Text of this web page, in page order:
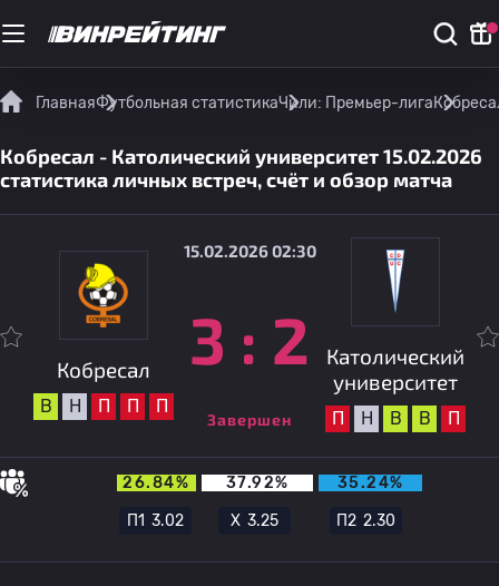
ГлавнаяФутбольная статистикаЧили: Премьер-лига
Кобресал - Католический университет 15.02.2026
статистика личных встреч, счёт и обзор матча
Кобресал
В Н П П П
15.02.2026 02:30
3 : 2
Завершен
Католический
университет
П Н В В П
26.84% 37.92%
35.24%
П13.02 Х3.25 П22.30